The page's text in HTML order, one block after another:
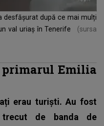
desfășurat după ce mai mulți
val uriaș în Tenerife
(sursa
primarul Emilia
erau turiști. Au fost
de banda de